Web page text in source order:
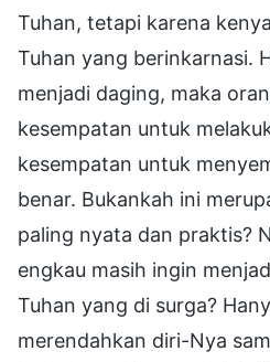
Tuhan, tetapi karena
Tuhan yang berinkarnasi.
menjadi daging, maka
kesempatan untuk
kesempatan untuk
benar. Bukankah ini
paling nyata dan praktis?
engkau masih ingin
Tuhan yang di surga?
merendahkan diri-Nya